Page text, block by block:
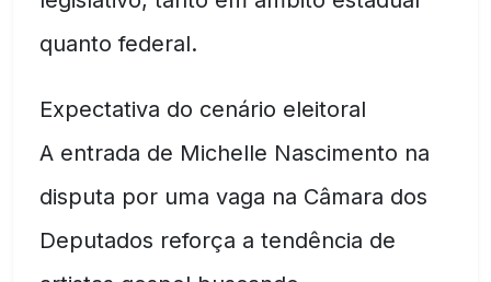
quanto federal.
Expectativa do cenário eleitoral
A entrada de Michelle Nascimento na
disputa por uma vaga na Câmara dos
Deputados reforça a tendência de